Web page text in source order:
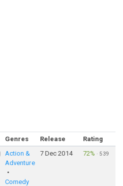
Genres Release
Rating
Action &
Adventure
Comedy
7 Dec 2014 72% ·539